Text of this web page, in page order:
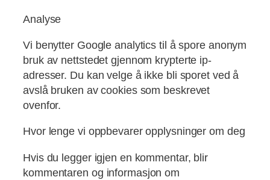
Analyse
Vi benytter Google analytics til å spore anonym
bruk av nettstedet gjennom krypterte ip-
adresser. Du kan velge å ikke bli sporet ved å
avslå bruken av cookies som beskrevet
ovenfor.
Hvor lenge vi oppbevarer opplysninger om deg
Hvis du legger igjen en kommentar, blir
kommentaren og informasjon om